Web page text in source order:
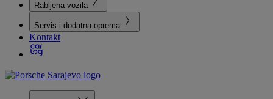
Rabljena vozila
Servis i dodatna oprema
Kontakt